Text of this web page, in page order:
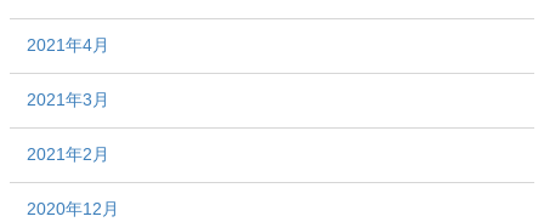
2021年4月
2021年3月
2021年2月
2020年12月